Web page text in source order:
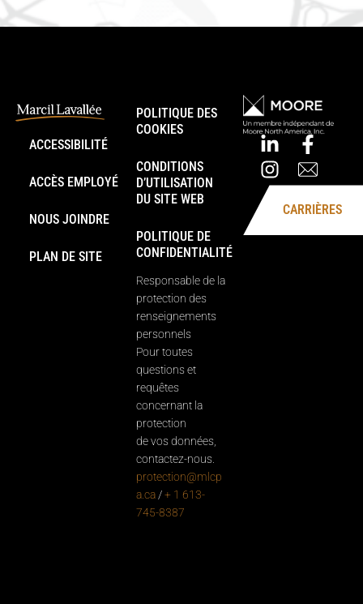
ACCESSIBILITÉ
ACCÈS EMPLOYÉ
NOUS JOINDRE
PLAN DE SITE
POLITIQUE DES
COOKIES
CONDITIONS
D’UTILISATION
DU SITE WEB
POLITIQUE DE
CONFIDENTIALITÉ
Responsable de la
protection des
renseignements
personnels
Pour toutes
questions et
requêtes
concernant la
protection
de vos données,
contactez-nous.
protection@mlcp
a.ca /+ 1 613-
745-8387
CARRIÈRES